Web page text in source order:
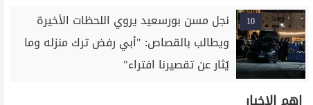
10
نجل مسن بورسعيد يروي اللحظات الأخيرة
ويطالب بالقصاص: "أبي رفض ترك منزله وما
يُثار عن تقصيرنا افتراء"